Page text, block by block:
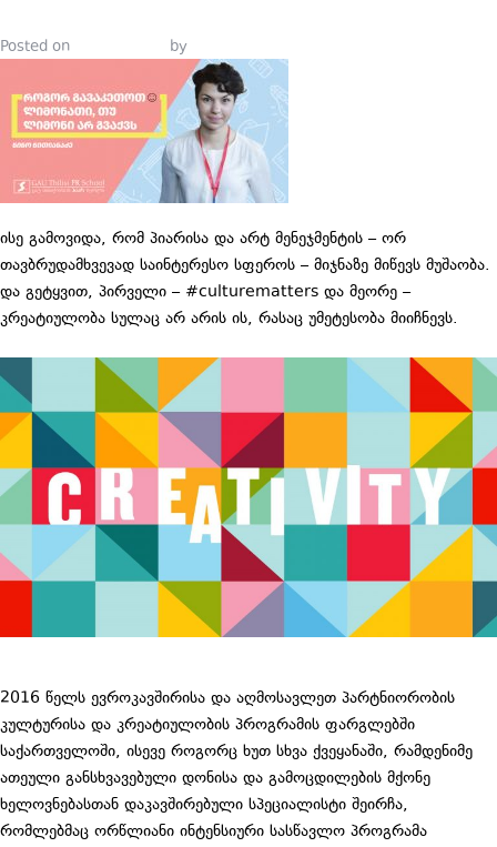
Posted on by
ისე გამოვიდა, რომ პიარისა და არტ მენეჯმენტის – ორ
თავბრუდამხვევად საინტერესო სფეროს – მიჯნაზე მიწევს მუშაობა.
და გეტყვით, პირველი – #culturematters და მეორე –
კრეატიულობა სულაც არ არის ის, რასაც უმეტესობა მიიჩნევს.
2016 წელს ევროკავშირისა და აღმოსავლეთ პარტნიორობის
კულტურისა და კრეატიულობის პროგრამის ფარგლებში
საქართველოში, ისევე როგორც ხუთ სხვა ქვეყანაში, რამდენიმე
ათეული განსხვავებული დონისა და გამოცდილების მქონე
ხელოვნებასთან დაკავშირებული სპეციალისტი შეირჩა,
რომლებმაც ორწლიანი ინტენსიური სასწავლო პროგრამა